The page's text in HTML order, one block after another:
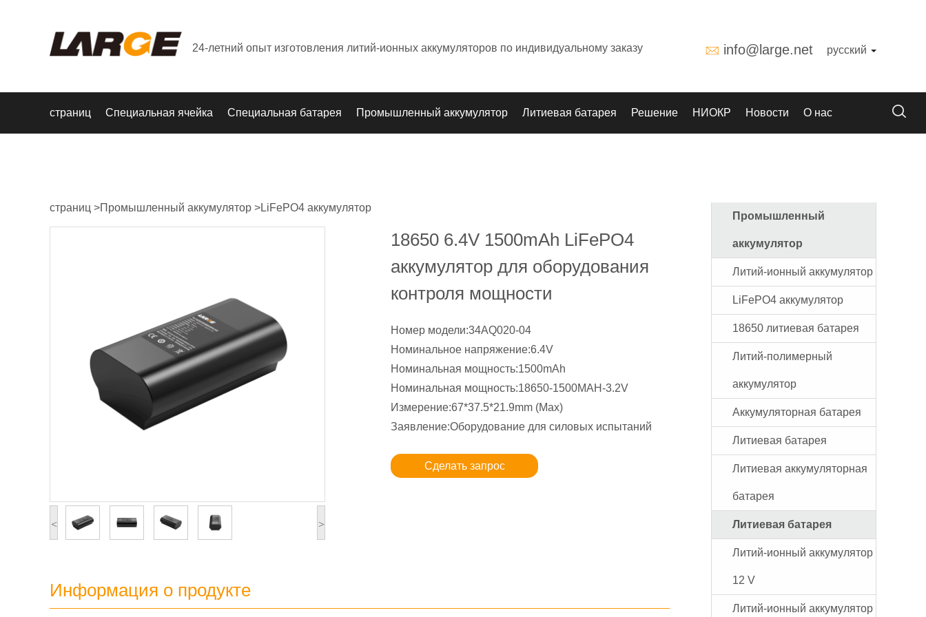
24-летний опыт изготовления литий-ионных аккумуляторов по индивидуальному заказу info@large.net русский
страниц Специальная ячейка Специальная батарея Промышленный аккумулятор Литиевая батарея Решение НИОКР Новости О нас
страниц >Промышленный аккумулятор >LiFePO4 аккумулятор
18650 6.4V 1500mAh LiFePO4
аккумулятор для оборудования
контроля мощности
Номер модели:34AQ020-04
Номинальное напряжение:6.4V
Номинальная мощность:1500mAh
Номинальная мощность:18650-1500MAH-3.2V
Измерение:67*37.5*21.9mm (Max)
Заявление:Оборудование для силовых испытаний
Сделать запрос
< >
Информация о продукте
Промышленный
аккумулятор
Литий-ионный аккумулятор
LiFePO4 аккумулятор
18650 литиевая батарея
Литий-полимерный
аккумулятор
Аккумуляторная батарея
Литиевая батарея
Литиевая аккумуляторная
батарея
Литиевая батарея
Литий-ионный аккумулятор
12 V
Литий-ионный аккумулятор